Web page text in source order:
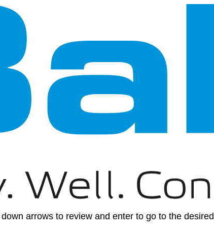
arrows to review and enter to go to the